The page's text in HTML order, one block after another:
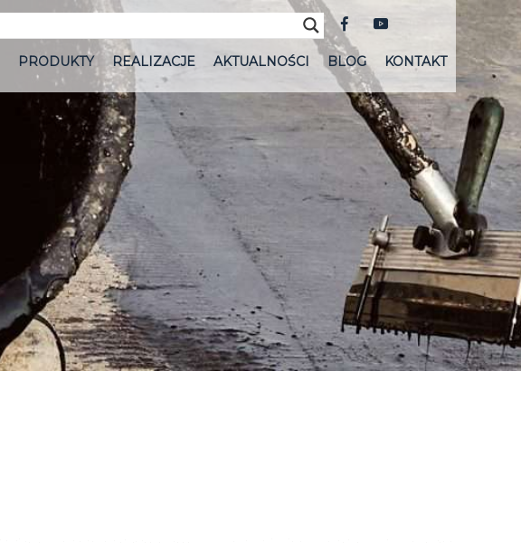
PRODUKTY REALIZACJE AKTUALNOŚCI BLOG KONTAKT